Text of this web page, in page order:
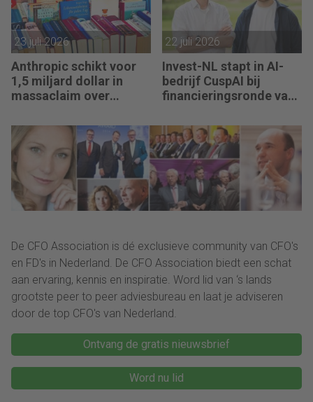
23 juli 2026
Anthropic schikt voor
1,5 miljard dollar in
massaclaim over
22 juli 2026
Invest-NL stapt in AI-
bedrijf CuspAI bij
financieringsronde van
De CFO Association is dé exclusieve community van CFO's
en FD's in Nederland. De CFO Association biedt een schat
aan ervaring, kennis en inspiratie. Word lid van ‘s lands
grootste peer to peer adviesbureau en laat je adviseren
door de top CFO's van Nederland.
Ontvang de gratis nieuwsbrief
Word nu lid